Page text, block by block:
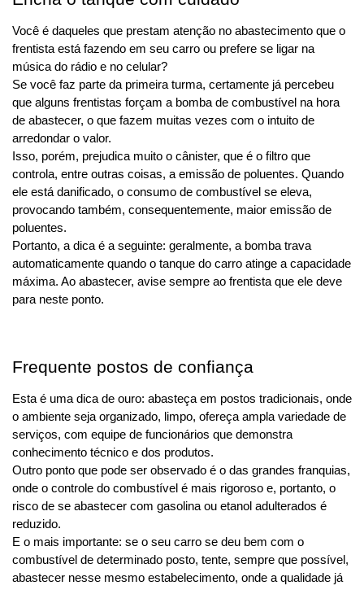
Você é daqueles que prestam atenção no abastecimento que o
frentista está fazendo em seu carro ou prefere se ligar na
música do rádio e no celular?
Se você faz parte da primeira turma, certamente já percebeu
que alguns frentistas forçam a bomba de combustível na hora
de abastecer, o que fazem muitas vezes com o intuito de
arredondar o valor.
Isso, porém, prejudica muito o cânister, que é o filtro que
controla, entre outras coisas, a emissão de poluentes. Quando
ele está danificado, o consumo de combustível se eleva,
provocando também, consequentemente, maior emissão de
poluentes.
Portanto, a dica é a seguinte: geralmente, a bomba trava
automaticamente quando o tanque do carro atinge a capacidade
máxima. Ao abastecer, avise sempre ao frentista que ele deve
para neste ponto.
Frequente postos de confiança
Esta é uma dica de ouro: abasteça em postos tradicionais, onde
o ambiente seja organizado, limpo, ofereça ampla variedade de
serviços, com equipe de funcionários que demonstra
conhecimento técnico e dos produtos.
Outro ponto que pode ser observado é o das grandes franquias,
onde o controle do combustível é mais rigoroso e, portanto, o
risco de se abastecer com gasolina ou etanol adulterados é
reduzido.
E o mais importante: se o seu carro se deu bem com o
combustível de determinado posto, tente, sempre que possível,
abastecer nesse mesmo estabelecimento, onde a qualidade já